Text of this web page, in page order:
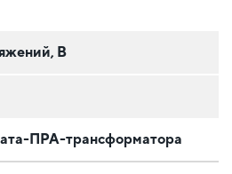
В
ПРА-трансформатора